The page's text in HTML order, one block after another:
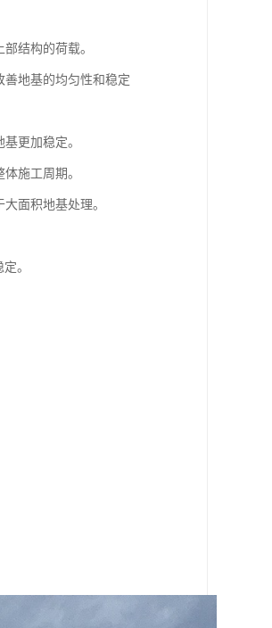
结构的荷载。
地基的均匀性和稳定
更加稳定。
施工周期。
面积地基处理。
。